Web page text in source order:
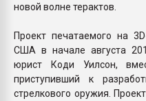
новой волне терактов.
Проект печатаемого на
США в начале августа
юрист Коди Уилсон,
приступивший к
стрелкового оружия.